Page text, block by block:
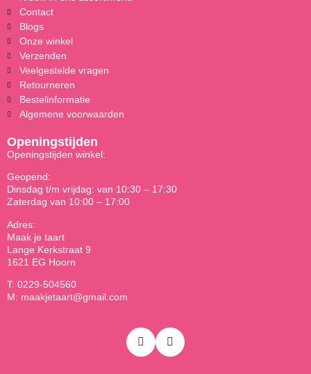
Contact
Blogs
Onze winkel
Verzenden
Veelgestelde vragen
Retourneren
Bestelinformatie
Algemene voorwaarden
Openingstijden
Openingstijden winkel:
Geopend:
Dinsdag t/m vrijdag: van 10:30 – 17:30
Zaterdag van 10:00 – 17:00
Adres:
Maak je taart
Lange Kerkstraat 9
1621 EG Hoorn
T: 0229-504560
M: maakjetaart@gmail.com